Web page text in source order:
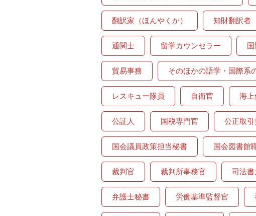
翻訳家（ほんやくか） 知財翻訳者
通関士 留学カウンセラー
貿易事務 そのほかの語学・国際系
レスキュー隊員 自衛官 海上
公証人 国税専門官 公正取
国会議員政策担当秘書 国会図書館
裁判官 裁判所事務官 司法書
弁護士秘書 労働基準監督官